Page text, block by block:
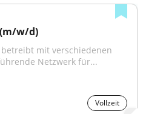
w/d)
mit verschiedenen
Netzwerk für...
Vollzeit